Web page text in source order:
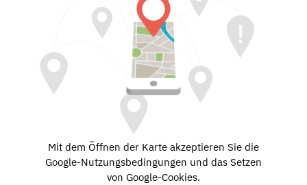
Mit dem Öffnen der Karte akzeptieren Sie die
Google-Nutzungsbedingungen und das Setzen
von Google-Cookies.